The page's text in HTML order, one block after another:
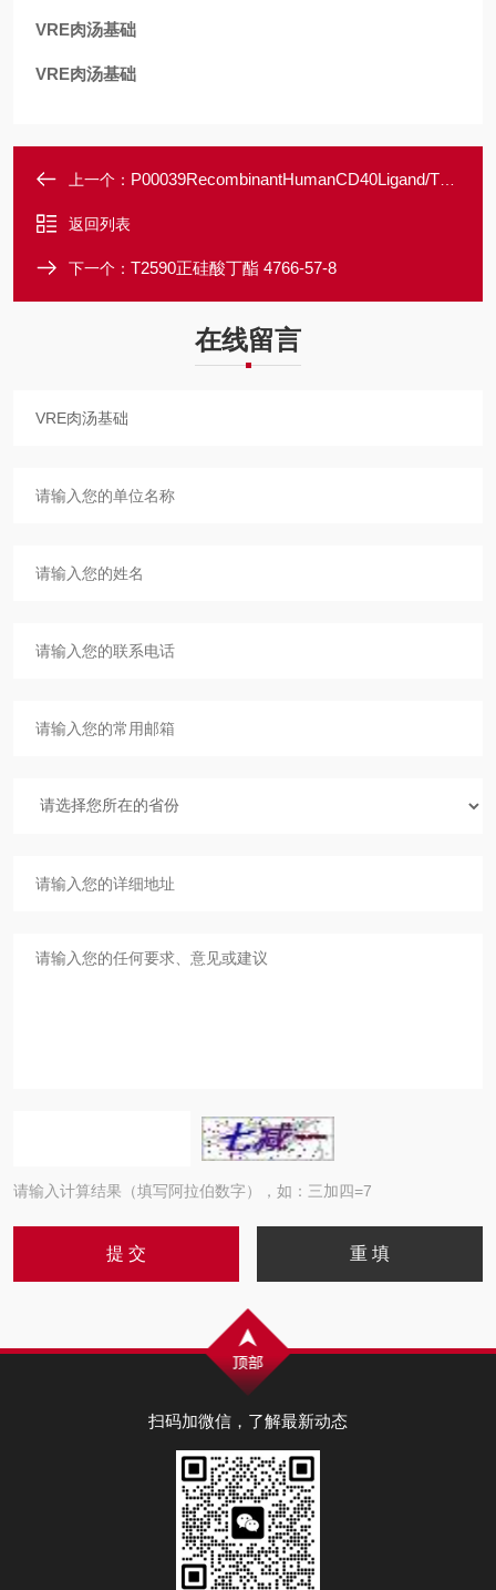
VRE肉汤基础
VRE肉汤基础
上一个： P00039RecombinantHumanCD40Ligand/TNFSF5
返回列表
下一个： T2590正硅酸丁酯 4766-57-8
在线留言
请输入计算结果（填写阿拉伯数字），如：三加四=7
扫码加微信，了解最新动态